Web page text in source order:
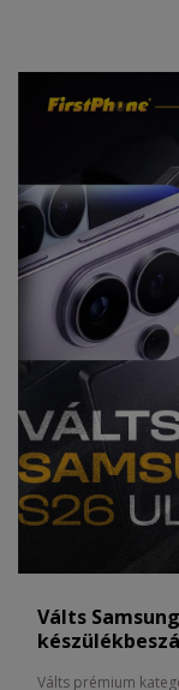
Válts
Válts prémium